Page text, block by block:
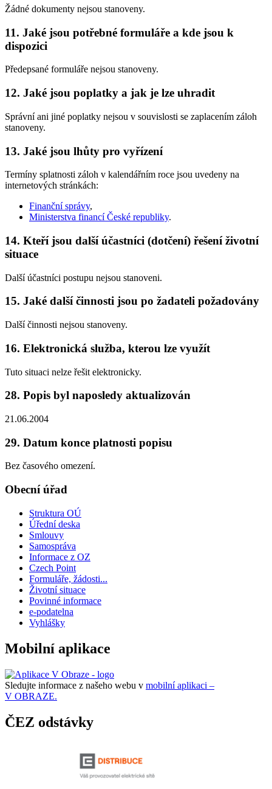
Žádné dokumenty nejsou stanoveny.
11. Jaké jsou potřebné formuláře a kde jsou k
dispozici
Předepsané formuláře nejsou stanoveny.
12. Jaké jsou poplatky a jak je lze uhradit
Správní ani jiné poplatky nejsou v souvislosti se zaplacením záloh
stanoveny.
13. Jaké jsou lhůty pro vyřízení
Termíny splatnosti záloh v kalendářním roce jsou uvedeny na
internetových stránkách:
Finanční správy,
Ministerstva financí České republiky.
14. Kteří jsou další účastníci (dotčení) řešení životní
situace
Další účastníci postupu nejsou stanoveni.
15. Jaké další činnosti jsou po žadateli požadovány
Další činnosti nejsou stanoveny.
16. Elektronická služba, kterou lze využít
Tuto situaci nelze řešit elektronicky.
28. Popis byl naposledy aktualizován
21.06.2004
29. Datum konce platnosti popisu
Bez časového omezení.
Obecní úřad
Struktura OÚ
Úřední deska
Smlouvy
Samospráva
Informace z OZ
Czech Point
Formuláře, žádosti...
Životní situace
Povinné informace
e-podatelna
Vyhlášky
Mobilní aplikace
Sledujte informace z našeho webu v mobilní aplikaci –
V OBRAZE.
ČEZ odstávky